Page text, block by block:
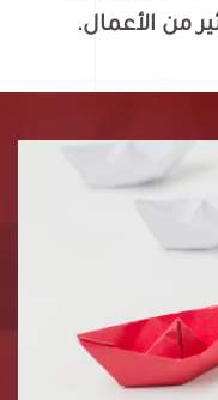
من الأعمال.